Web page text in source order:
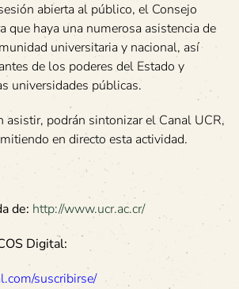
abierta al público, el Consejo
que haya una numerosa asistencia de
universitaria y nacional, así
de los poderes del Estado y
universidades públicas.
asistir, podrán sintonizar el Canal UCR,
en directo esta actividad.
de: http://www.ucr.ac.cr/
Digital:
suscribirse/